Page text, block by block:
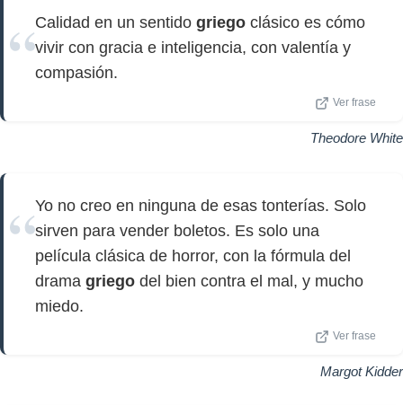
Calidad en un sentido griego clásico es cómo
vivir con gracia e inteligencia, con valentía y
compasión.
Ver frase
Theodore White
Yo no creo en ninguna de esas tonterías. Solo
sirven para vender boletos. Es solo una
película clásica de horror, con la fórmula del
drama griego del bien contra el mal, y mucho
miedo.
Ver frase
Margot Kidder